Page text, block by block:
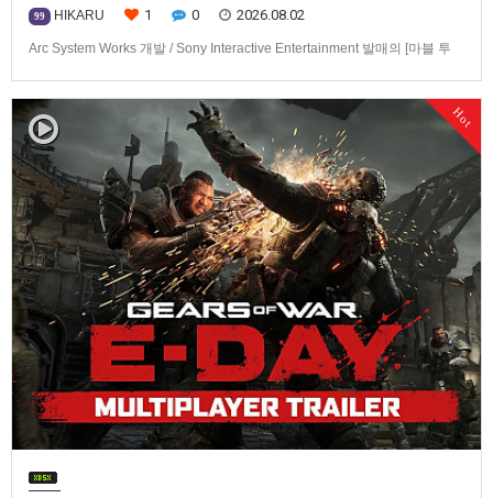
99 HIKARU 1 0 2026.08.02
Arc System Works 개발 / Sony Interactive Entertainment 발매의 [마블 투
로 예정.
Hot